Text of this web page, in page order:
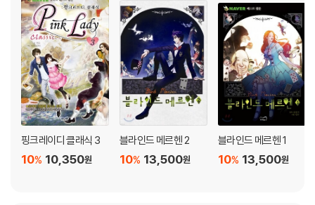
핑크레이디 클래식 3
10,350원
10%
블라인드 메르헨 2
13,500원
10%
블라인드 메르헨 1
13,500원
10%